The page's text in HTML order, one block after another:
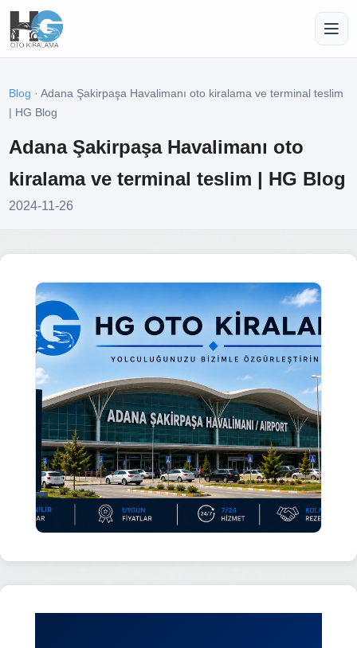
Blog · Adana Şakirpaşa Havalimanı oto kiralama ve terminal teslim
| HG Blog
Adana Şakirpaşa Havalimanı oto
kiralama ve terminal teslim | HG Blog
2024-11-26